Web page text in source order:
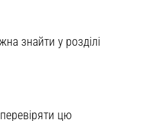
знайти у розділі
цю